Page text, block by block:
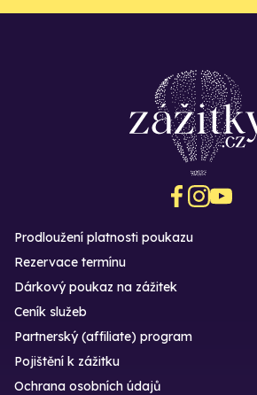
Prodloužení platnosti poukazu
Rezervace termínu
Dárkový poukaz na zážitek
Ceník služeb
Partnerský (affiliate) program
Pojištění k zážitku
Ochrana osobních údajů